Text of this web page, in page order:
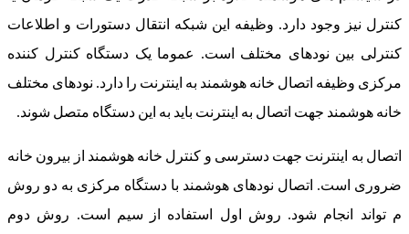
کنترل نیز وجود دارد. وظیفه این شبکه انتقال دستورات و اطلاعات
کنترلی بین نودهای مختلف است. عموما یک دستگاه کنترل کننده
مرکزی وظیفه اتصال خانه هوشمند به اینترنت را دارد. نودهای مختلف
خانه هوشمند جهت اتصال به اینترنت باید به این دستگاه متصل شوند.
اتصال به اینترنت جهت دسترسی و کنترل خانه هوشمند از بیرون خانه
ضروری است. اتصال نودهای هوشمند با دستگاه مرکزی به دو روش
م تواند انجام شود. روش اول استفاده از سیم است. روش دوم